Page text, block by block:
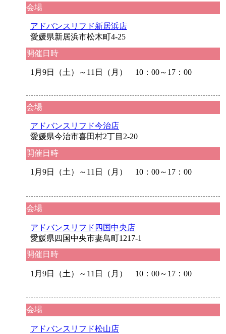
会場
アドバンスリフド新居浜店
愛媛県新居浜市松木町4-25
開催日時
1月9日（土）～11日（月） 10：00～17：00
会場
アドバンスリフド今治店
愛媛県今治市喜田村2丁目2-20
開催日時
1月9日（土）～11日（月） 10：00～17：00
会場
アドバンスリフド四国中央店
愛媛県四国中央市妻鳥町1217-1
開催日時
1月9日（土）～11日（月） 10：00～17：00
会場
アドバンスリフド松山店